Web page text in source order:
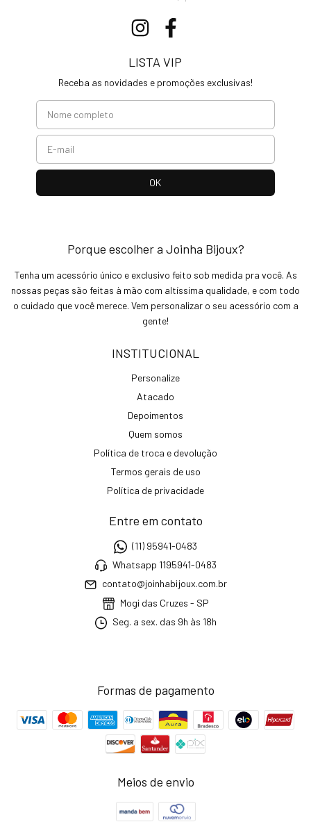
LISTA VIP
Receba as novidades e promoções exclusivas!
Porque escolher a Joinha Bijoux?
Tenha um acessório único e exclusivo feito sob medida pra você. As
nossas peças são feitas à mão com altíssima qualidade, e com todo
o cuidado que você merece. Vem personalizar o seu acessório com a
gente!
INSTITUCIONAL
Personalize
Atacado
Depoimentos
Quem somos
Política de troca e devolução
Termos gerais de uso
Política de privacidade
Entre em contato
(11) 95941-0483
Whatsapp 1195941-0483
contato@joinhabijoux.com.br
Mogi das Cruzes - SP
Seg. a sex. das 9h às 18h
Formas de pagamento
Meios de envio